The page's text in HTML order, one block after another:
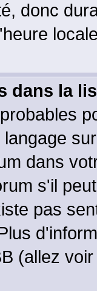
donc
dans la
dans
s'il
pas
(allez